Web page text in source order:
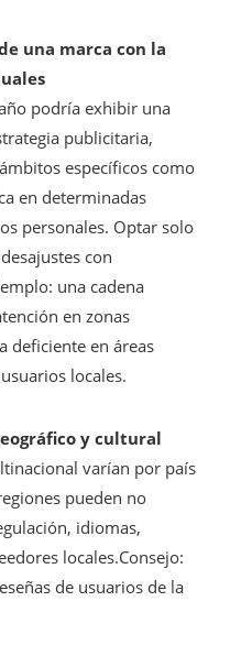
una marca con la
podría exhibir una
publicitaria,
específicos como
en determinadas
personales. Optar solo
con
una cadena
en zonas
deficiente en áreas
locales.
y cultural
varían por país
pueden no
idiomas,
locales.Consejo:
de usuarios de la